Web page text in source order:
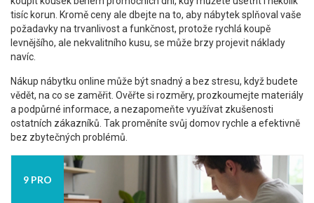
tisíc korun. Kromě ceny ale dbejte na to, aby nábytek splňoval vaše
požadavky na trvanlivost a funkčnost, protože rychlá koupě
levnějšího, ale nekvalitního kusu, se může brzy projevit náklady
navíc.
Nákup nábytku online může být snadný a bez stresu, když budete
vědět, na co se zaměřit. Ověřte si rozměry, prozkoumejte materiály
a podpůrné informace, a nezapomeňte využívat zkušenosti
ostatních zákazníků. Tak proměníte svůj domov rychle a efektivně
bez zbytečných problémů.
9 PRO